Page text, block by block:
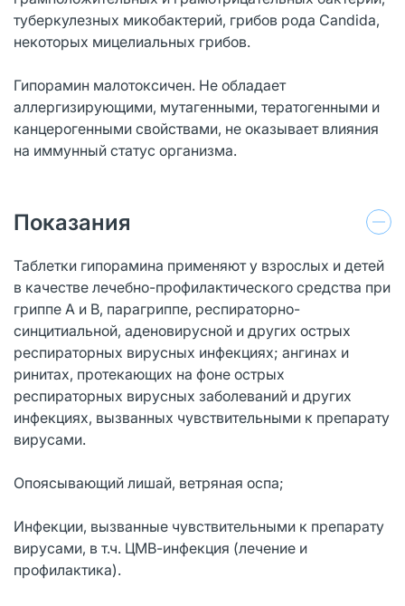
туберкулезных микобактерий, грибов рода Candida,
некоторых мицелиальных грибов.
Гипорамин малотоксичен. Не обладает
аллергизирующими, мутагенными, тератогенными и
канцерогенными свойствами, не оказывает влияния
на иммунный статус организма.
Показания
Таблетки гипорамина применяют у взрослых и детей
в качестве лечебно-профилактического средства при
гриппе А и В, парагриппе, респираторно-
синцитиальной, аденовирусной и других острых
респираторных вирусных инфекциях; ангинах и
ринитах, протекающих на фоне острых
респираторных вирусных заболеваний и других
инфекциях, вызванных чувствительными к препарату
вирусами.
Опоясывающий лишай, ветряная оспа;
Инфекции, вызванные чувствительными к препарату
вирусами, в т.ч. ЦМВ-инфекция (лечение и
профилактика).